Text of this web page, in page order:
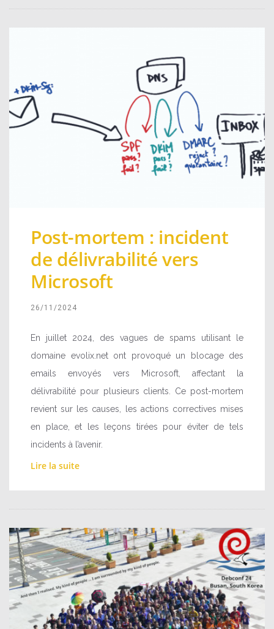
Post-mortem : incident
de délivrabilité vers
Microsoft
26/11/2024
En juillet 2024, des vagues de spams utilisant le
domaine evolix.net ont provoqué un blocage des
emails envoyés vers Microsoft, affectant la
délivrabilité pour plusieurs clients. Ce post-mortem
revient sur les causes, les actions correctives mises
en place, et les leçons tirées pour éviter de tels
incidents à l’avenir.
Lire la suite